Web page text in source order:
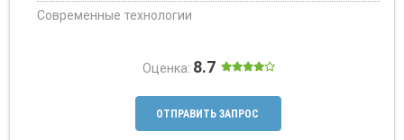
Современные технологии
Оценка: 8.7
ОТПРАВИТЬ ЗАПРОС